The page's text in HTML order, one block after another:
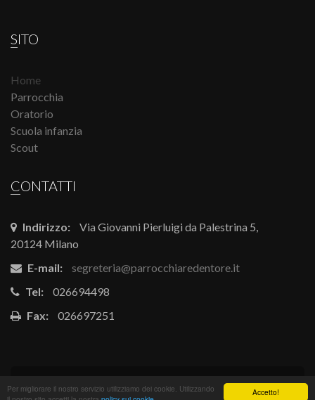
Accetto!
Per migliorare il nostro servizio utilizziamo dei cookie. Utilizzando
SITO
Home
Parrocchia
Oratorio
Scuola infanzia
Scout
CONTATTI
Indirizzo:
Via Giovanni Pierluigi da Palestrina 5,
20124 Milano
E-mail:
segreteria@parrocchiaredentore.it
Tel:
026694498
Fax:
026697251
Powered byArvea s.r.l.-gestioneoratorio.it